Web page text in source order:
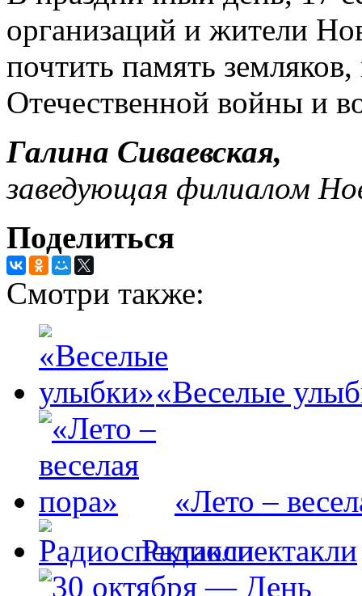
организаций и жители
почтить память
Отечественной войны и
Галина Сиваевская,
заведующая филиалом
Поделиться
Смотри также:
«Веселые
«Лето –
Радиоспектакли